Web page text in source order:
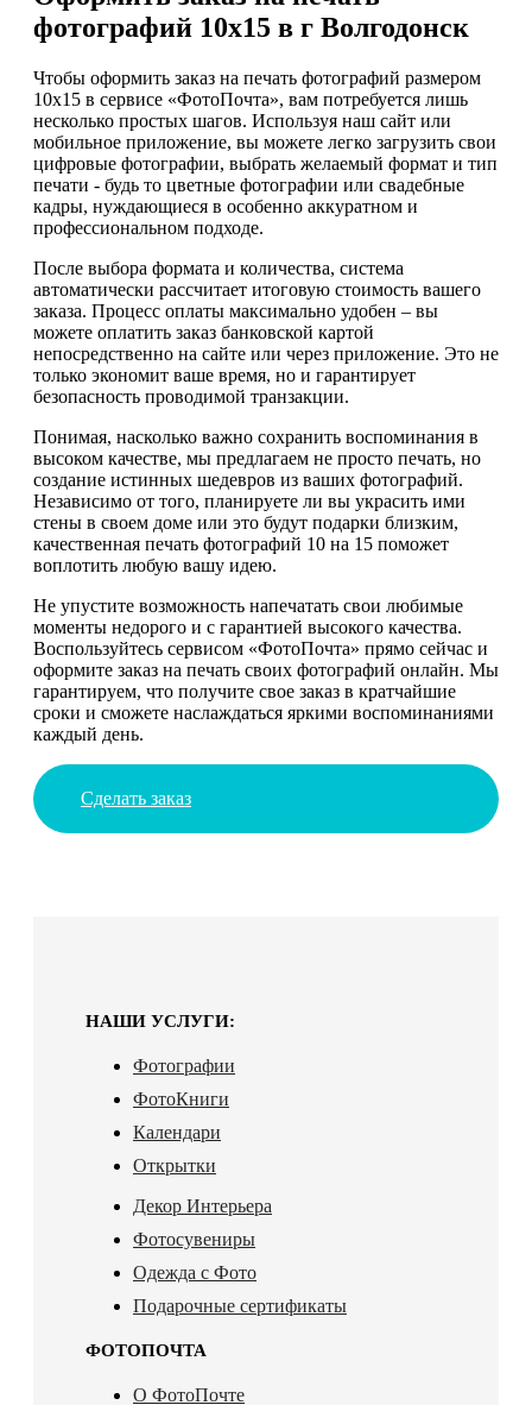
фотографий 10х15 в г Волгодонск
Чтобы оформить заказ на печать фотографий размером
10x15 в сервисе «ФотоПочта», вам потребуется лишь
несколько простых шагов. Используя наш сайт или
мобильное приложение, вы можете легко загрузить свои
цифровые фотографии, выбрать желаемый формат и тип
печати - будь то цветные фотографии или свадебные
кадры, нуждающиеся в особенно аккуратном и
профессиональном подходе.
После выбора формата и количества, система
автоматически рассчитает итоговую стоимость вашего
заказа. Процесс оплаты максимально удобен – вы
можете оплатить заказ банковской картой
непосредственно на сайте или через приложение. Это не
только экономит ваше время, но и гарантирует
безопасность проводимой транзакции.
Понимая, насколько важно сохранить воспоминания в
высоком качестве, мы предлагаем не просто печать, но
создание истинных шедевров из ваших фотографий.
Независимо от того, планируете ли вы украсить ими
стены в своем доме или это будут подарки близким,
качественная печать фотографий 10 на 15 поможет
воплотить любую вашу идею.
Не упустите возможность напечатать свои любимые
моменты недорого и с гарантией высокого качества.
Воспользуйтесь сервисом «ФотоПочта» прямо сейчас и
оформите заказ на печать своих фотографий онлайн. Мы
гарантируем, что получите свое заказ в кратчайшие
сроки и сможете наслаждаться яркими воспоминаниями
каждый день.
Сделать заказ
НАШИ УСЛУГИ:
Фотографии
ФотоКниги
Календари
Открытки
Декор Интерьера
Фотосувениры
Одежда с Фото
Подарочные сертификаты
ФОТОПОЧТА
О ФотоПочте